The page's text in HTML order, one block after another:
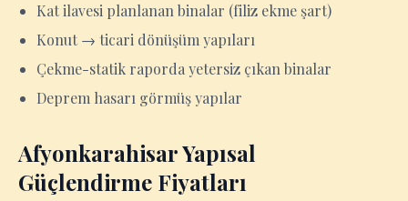
Kat ilavesi planlanan binalar (filiz ekme şart)
Konut → ticari dönüşüm yapıları
Çekme-statik raporda yetersiz çıkan binalar
Deprem hasarı görmüş yapılar
Afyonkarahisar Yapısal
Güçlendirme Fiyatları